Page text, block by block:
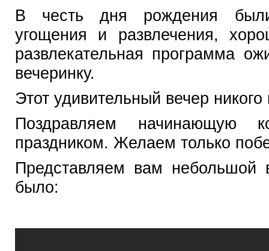
В честь дня рождения были
угощения и развлечения,
развлекательная программа
вечеринку.
Этот удивительный вечер
Поздравляем
праздником. Желаем только
Представляем вам небольшой
было: